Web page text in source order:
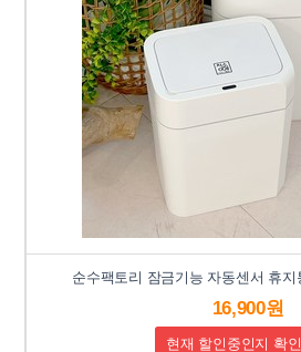
순수팩토리 잠금기능 자동센서 휴지
16,900원
현재 할인중인지 확인